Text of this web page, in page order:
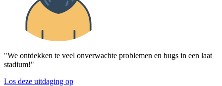
"We ontdekken te veel onverwachte problemen en bugs in een laat
stadium!"
Los deze uitdaging op